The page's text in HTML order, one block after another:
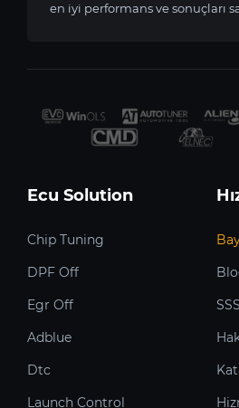
en iyi performans ve sonuçları
Ecu Solution
Chip Tuning
DPF Off
Egr Off
Adblue
Dtc
Launch Control
SSS